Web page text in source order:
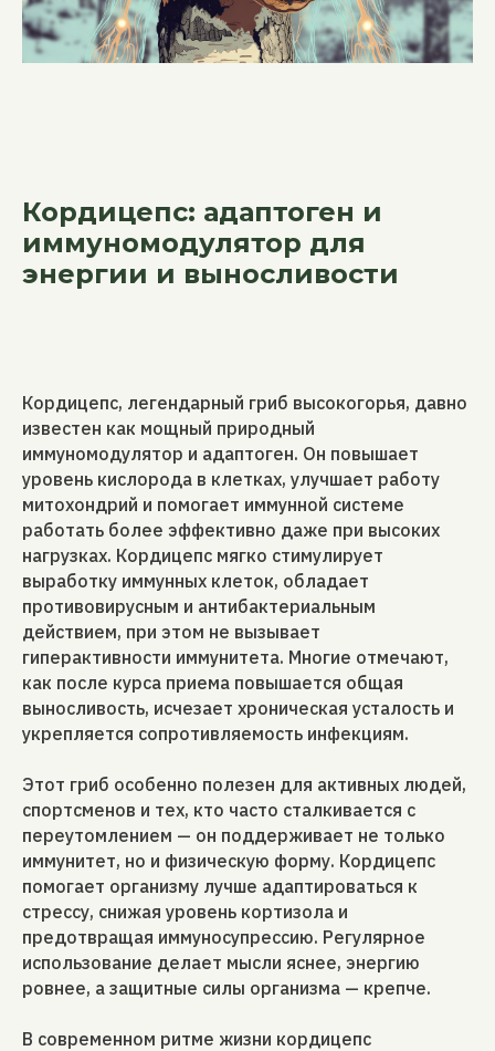
Кордицепс: адаптоген и
иммуномодулятор для
энергии и выносливости
Кордицепс, легендарный гриб высокогорья, давно
известен как мощный природный
иммуномодулятор и адаптоген. Он повышает
уровень кислорода в клетках, улучшает работу
митохондрий и помогает иммунной системе
работать более эффективно даже при высоких
нагрузках. Кордицепс мягко стимулирует
выработку иммунных клеток, обладает
противовирусным и антибактериальным
действием, при этом не вызывает
гиперактивности иммунитета. Многие отмечают,
как после курса приема повышается общая
выносливость, исчезает хроническая усталость и
укрепляется сопротивляемость инфекциям.
Этот гриб особенно полезен для активных людей,
спортсменов и тех, кто часто сталкивается с
переутомлением — он поддерживает не только
иммунитет, но и физическую форму. Кордицепс
помогает организму лучше адаптироваться к
стрессу, снижая уровень кортизола и
предотвращая иммуносупрессию. Регулярное
использование делает мысли яснее, энергию
ровнее, а защитные силы организма — крепче.
В современном ритме жизни кордицепс